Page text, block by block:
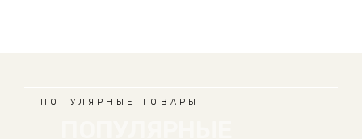
ПОПУЛЯРНЫЕ ТОВАРЫ